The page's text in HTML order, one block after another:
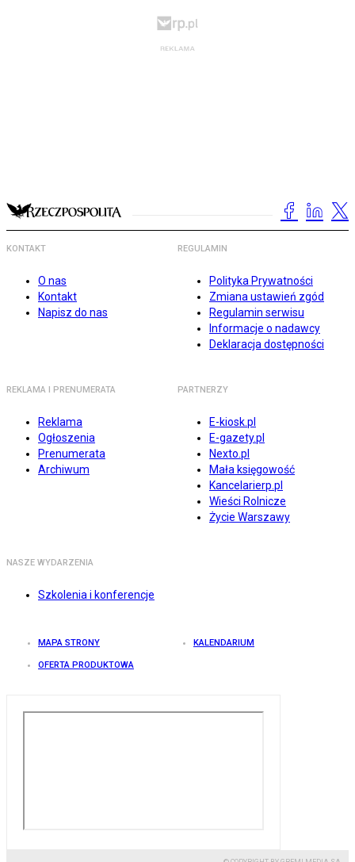
KONTAKT
O nas
Kontakt
Napisz do nas
REGULAMIN
Polityka Prywatności
Zmiana ustawień zgód
Regulamin serwisu
Informacje o nadawcy
Deklaracja dostępności
REKLAMA I PRENUMERATA
Reklama
Ogłoszenia
Prenumerata
Archiwum
PARTNERZY
E-kiosk.pl
E-gazety.pl
Nexto.pl
Mała księgowość
Kancelarierp.pl
Wieści Rolnicze
Życie Warszawy
NASZE WYDARZENIA
Szkolenia i konferencje
MAPA STRONY KALENDARIUM
OFERTA PRODUKTOWA